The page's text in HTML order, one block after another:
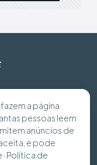
Seus dados
a página
pessoas leem
anúncios de
e pode
· Política de